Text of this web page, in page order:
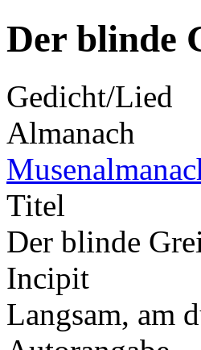
Der blinde
Gedicht/Lied
Almanach
Titel
Der blinde
Incipit
Langsam, am